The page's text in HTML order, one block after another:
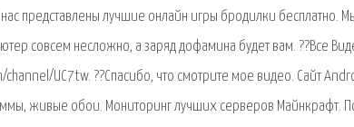
представлены лучшие онлайн игры бродилки бесплатно.
совсем несложно, а заряд дофамина будет вам. ??Все
UC7tw. ??Спасибо, что смотрите мое видео. Сайт
живые обои. Мониторинг лучших серверов Майнкрафт.